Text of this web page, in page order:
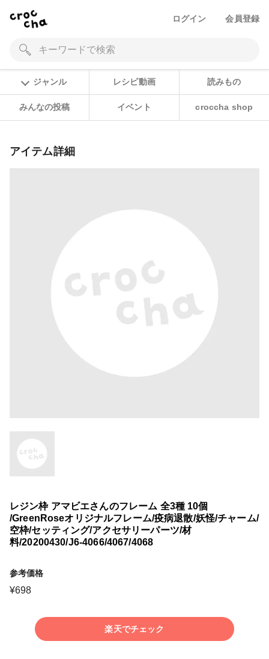
ログイン 会員登録
ジャンル レシピ動画 読みもの
みんなの投稿 イベント croccha shop
アイテム詳細
レジン枠 アマビエさんのフレーム 全3種 10個
/GreenRoseオリジナルフレーム/疫病退散/妖怪/チャーム/
空枠/セッティング/アクセサリーパーツ/材
料/20200430/J6-4066/4067/4068
参考価格
¥698
楽天でチェック